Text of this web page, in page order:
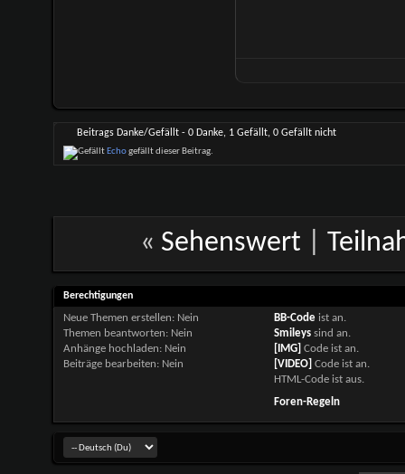
Beitrags Danke/Gefällt - 0 Danke, 1 Gefällt, 0 Gefällt nicht
Echogefällt dieser Beitrag.
« Sehenswert |
Berechtigungen
Neue Themen erstellen: Nein
Themen beantworten: Nein
Anhänge hochladen: Nein
Beiträge bearbeiten: Nein
BB-Codeist an.
Smileyssind an.
[IMG] Code ist an.
[VIDEO] Code ist an.
HTML-Code ist aus.
Foren-Regeln